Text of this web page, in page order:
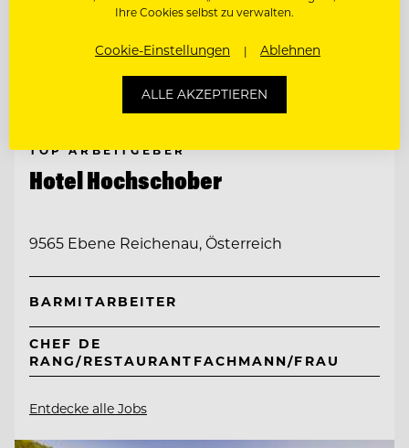
TOP ARBEITGEBER
Hotel Hochschober
9565 Ebene Reichenau, Österreich
BARMITARBEITER
CHEF DE
RANG/RESTAURANTFACHMANN/FRAU
Entdecke alle Jobs
Ihre Cookies selbst zu verwalten.
Cookie-Einstellungen Ablehnen
ALLE AKZEPTIEREN